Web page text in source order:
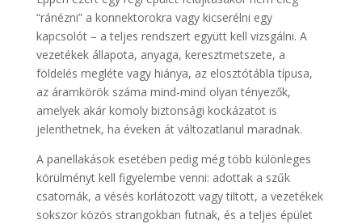
“ránézni” a konnektorokra vagy kicserélni egy
kapcsolót – a teljes rendszert együtt kell vizsgálni. A
vezetékek állapota, anyaga, keresztmetszete, a
földelés megléte vagy hiánya, az elosztótábla típusa,
az áramkörök száma mind-mind olyan tényezők,
amelyek akár komoly biztonsági kockázatot is
jelenthetnek, ha éveken át változatlanul maradnak.
A panellakások esetében pedig még több különleges
körülményt kell figyelembe venni: adottak a szűk
csatornák, a vésés korlátozott vagy tiltott, a vezetékek
sokszor közös strangokban futnak, és a teljes épület